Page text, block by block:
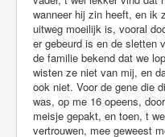
wanneer hij zin heeft, en ik
uitweg moeilijk is, vooral
er gebeurd is en de sletten
de familie bekend dat we
wisten ze niet van mij, en
ook niet. Voor de gene die
was, op me 16 opeens,
meisje gepakt, en toen, t
vertrouwen, mee geweest